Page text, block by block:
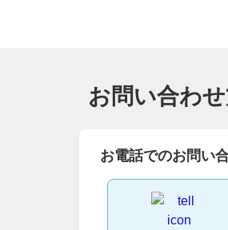
お問い合わ
お電話でのお問い